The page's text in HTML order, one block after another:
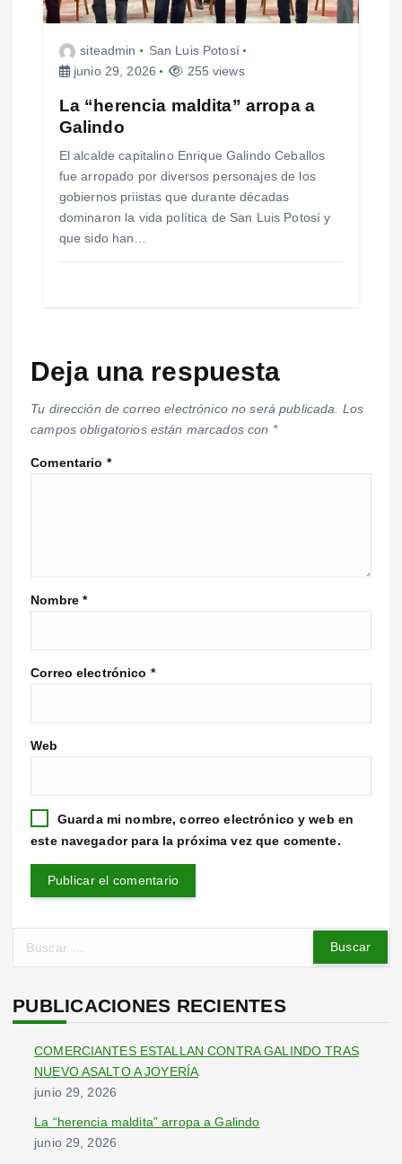
siteadmin
San Luis Potosí
junio 29, 2026
255 views
La “herencia maldita” arropa a
Galindo
El alcalde capitalino Enrique Galindo Ceballos
fue arropado por diversos personajes de los
gobiernos priistas que durante décadas
dominaron la vida política de San Luis Potosí y
que sido han…
Deja una respuesta
Tu dirección de correo electrónico no será publicada.
Los
campos obligatorios están marcados con *
Comentario *
Nombre*
Correo electrónico *
Web
Guarda mi nombre, correo electrónico y web en
este navegador para la próxima vez que comente.
c
a
PUBLICACIONES RECIENTES
COMERCIANTES ESTALLAN CONTRA GALINDO TRAS
NUEVO ASALTO A JOYERÍA
junio 29, 2026
La “herencia maldita” arropa a Galindo
junio 29, 2026